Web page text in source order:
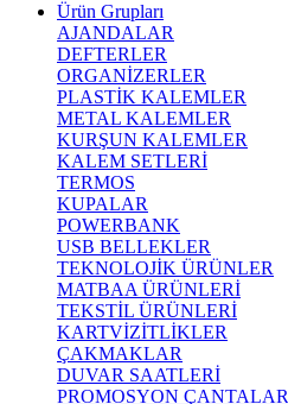
Ürün Grupları
AJANDALAR
DEFTERLER
ORGANİZERLER
PLASTİK KALEMLER
METAL KALEMLER
KURŞUN KALEMLER
KALEM SETLERİ
TERMOS
KUPALAR
POWERBANK
USB BELLEKLER
TEKNOLOJİK ÜRÜNLER
MATBAA ÜRÜNLERİ
TEKSTİL ÜRÜNLERİ
KARTVİZİTLİKLER
ÇAKMAKLAR
DUVAR SAATLERİ
PROMOSYON ÇANTALAR